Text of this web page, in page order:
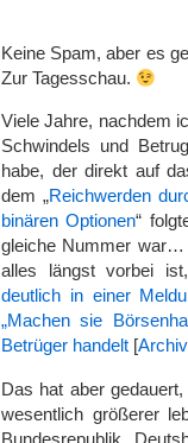
Keine Spam, aber es
Zur Tagesschau.
Viele Jahre, nachdem
Schwindels und
habe, der direkt auf
dem „Reichwerden
binären Optionen“
gleiche Nummer
alles längst vorbei
deutlich in einer
„Machen sie
Betrüger handelt [
Das hat aber
wesentlich größerer
Bundesrepublik